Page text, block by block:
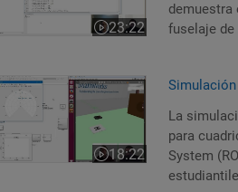
23:22
Duración del vídeo
demuestra
fuselaje de
de misiones de
18:22
Duración del vídeo
La
para
System